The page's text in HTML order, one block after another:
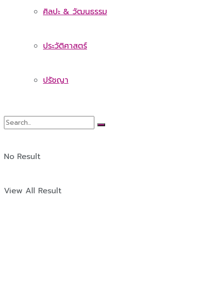
ศิลปะ & วัฒนธรรม
ประวัติศาสตร์
ปรัชญา
No Result
View All Result